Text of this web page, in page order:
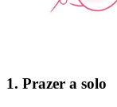
1. Prazer a solo